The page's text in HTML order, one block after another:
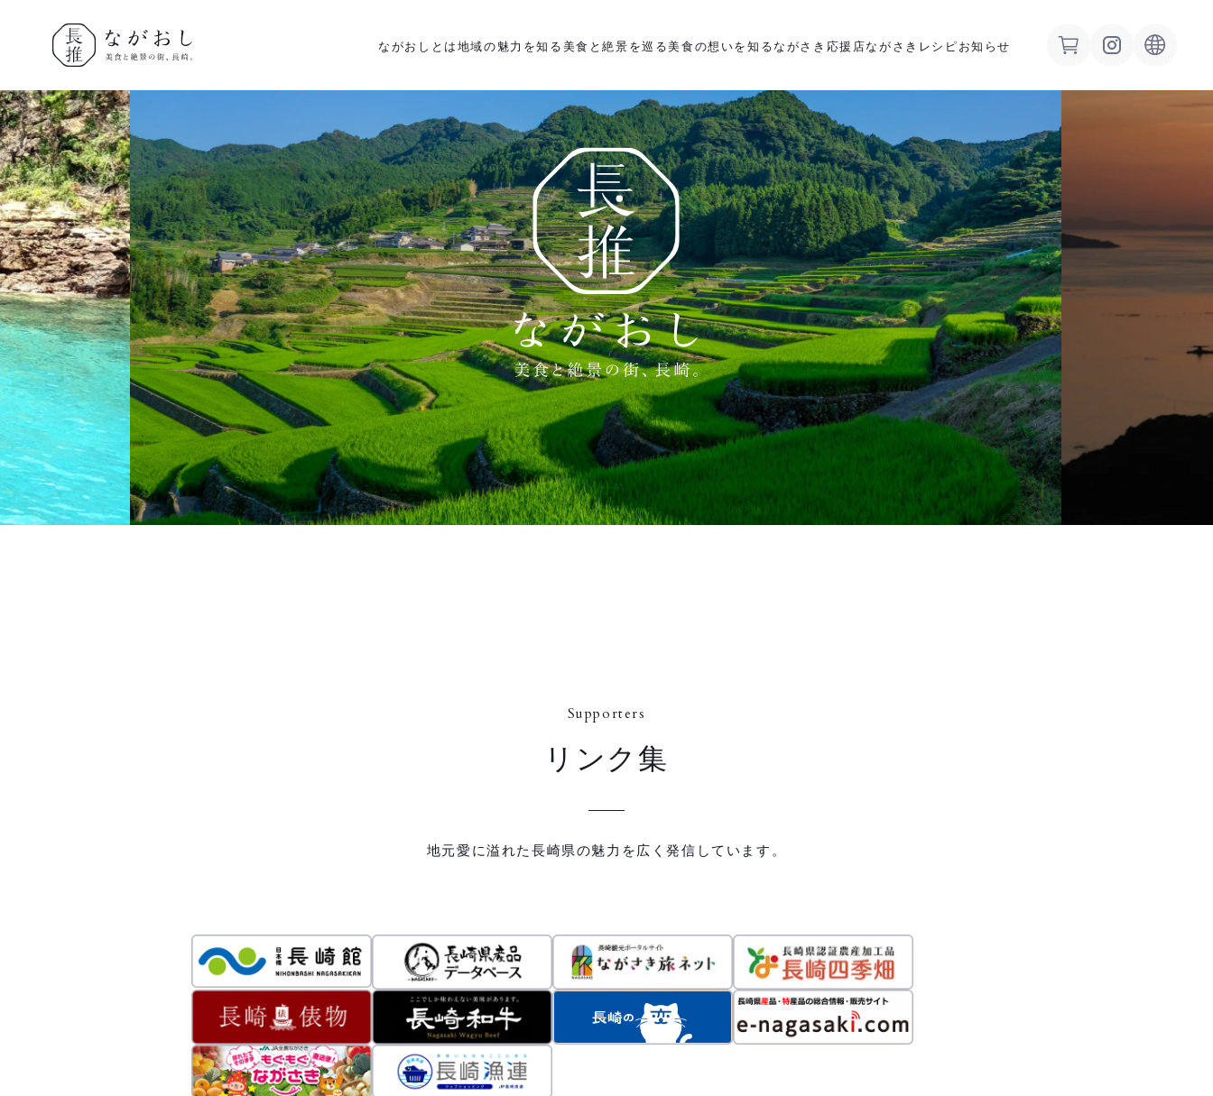
ながおし
美食と絶景
の街、長
崎。
ながおしとは 地域の魅力を知る 美食と絶景を巡る美食の想いを知る ながさき応援店ながさきレシピ お知らせ
Supporters
リンク集
地元愛に溢れた長崎県の魅力を広く発信しています。